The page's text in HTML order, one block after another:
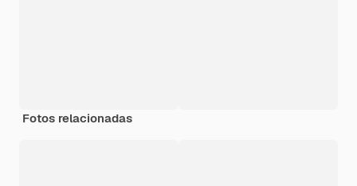
Fotos relacionadas